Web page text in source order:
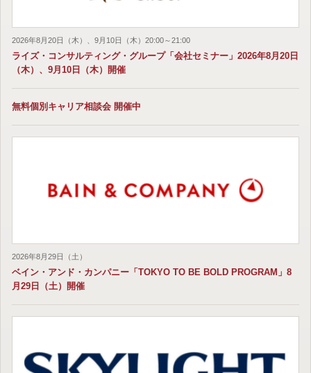
2026年8月20日（木）、9月10日（木）20:00～21:00
ライズ・コンサルティング・グループ「会社セミナー」2026年8月20日
（木）、9月10日（木）開催
無料個別キャリア相談会 開催中
2026年8月29日（土）
ベイン・アンド・カンパニー「TOKYO TO BE BOLD PROGRAM」8
月29日（土）開催